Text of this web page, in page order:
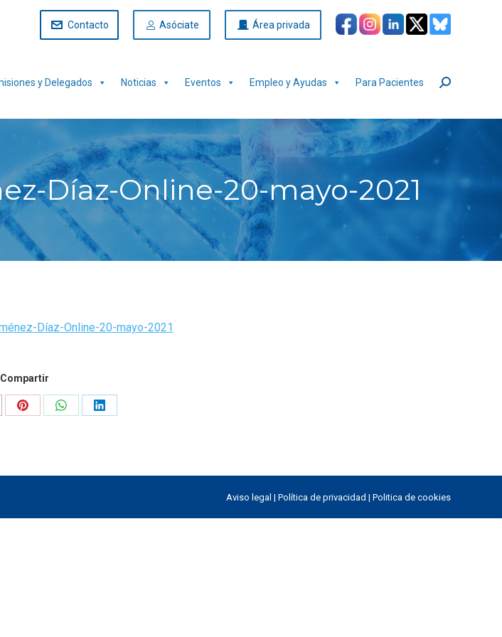
Contacto Asóciate Área privada
y Delegados Noticias Eventos Empleo y Ayudas Para Pacientes Buscar:
Díaz-Online-20-mayo-2021
Díaz-Online-20-mayo-2021
Compartir
Share
Share
Share
Aviso legal | Política de privacidad | Politica de cookies